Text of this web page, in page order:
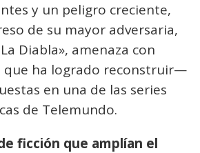
y un peligro creciente,
de su mayor adversaria,
Diabla», amenaza con
ha logrado reconstruir—
en una de las series
de Telemundo.
ficción que amplían el